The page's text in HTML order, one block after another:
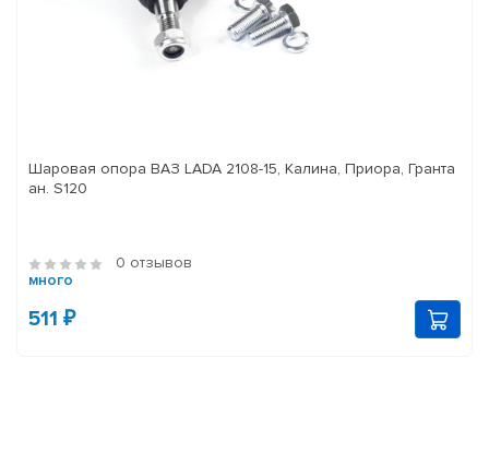
Шаровая опора ВАЗ LADA 2108-15, Калина, Приора, Гранта
ан. S120
0 отзывов
много
511 ₽